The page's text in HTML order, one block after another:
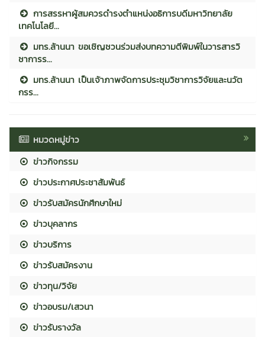
การสรรหาผู้สมควรดำรงตำแหน่งอธิการบดีมหาวิทยาลัย
เทคโนโลยี...
มทร.ล้านนา ขอเชิญชวนร่วมส่งบทความตีพิมพ์ในวารสารวิ
ชาการร...
มทร.ล้านนา เป็นเจ้าภาพจัดการประชุมวิชาการวิจัยและนวัต
กรร...
หมวดหมู่ข่าว
ข่าวกิจกรรม
ข่าวประกาศประชาสัมพันธ์
ข่าวรับสมัครนักศึกษาใหม่
ข่าวบุคลากร
ข่าวบริการ
ข่าวรับสมัครงาน
ข่าวทุน/วิจัย
ข่าวอบรม/เสวนา
ข่าวรับรางวัล